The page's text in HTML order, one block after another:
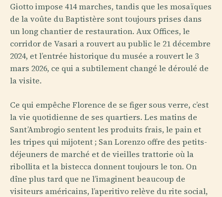
Giotto impose 414 marches, tandis que les mosaïques
de la voûte du Baptistère sont toujours prises dans
un long chantier de restauration. Aux Offices, le
corridor de Vasari a rouvert au public le 21 décembre
2024, et l’entrée historique du musée a rouvert le 3
mars 2026, ce qui a subtilement changé le déroulé de
la visite.
Ce qui empêche Florence de se figer sous verre, c’est
la vie quotidienne de ses quartiers. Les matins de
Sant’Ambrogio sentent les produits frais, le pain et
les tripes qui mijotent ; San Lorenzo offre des petits-
déjeuners de marché et de vieilles trattorie où la
ribollita et la bistecca donnent toujours le ton. On
dîne plus tard que ne l’imaginent beaucoup de
visiteurs américains, l’aperitivo relève du rite social,